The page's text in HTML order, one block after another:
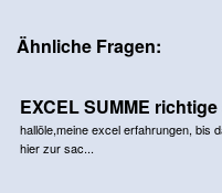
Ähnliche Fragen:
EXCEL SUMME
hallöle,meine excel erfahrungen, bis
hier zur sac...